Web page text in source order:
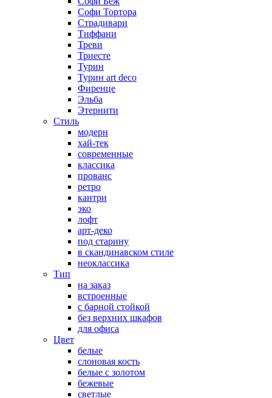
Софи Тортора
Страдивари
Тиффани
Треви
Триесте
Турин
Турин art deco
Фиренце
Эльба
Этернити
Стиль
модерн
хай-тек
современные
классика
прованс
ретро
кантри
эко
лофт
арт-деко
под старину
в скандинавском стиле
неоклассика
Тип
на заказ
встроенные
с барной стойкой
без верхних шкафов
для офиса
Цвет
белые
слоновая кость
белые с золотом
бежевые
светлые